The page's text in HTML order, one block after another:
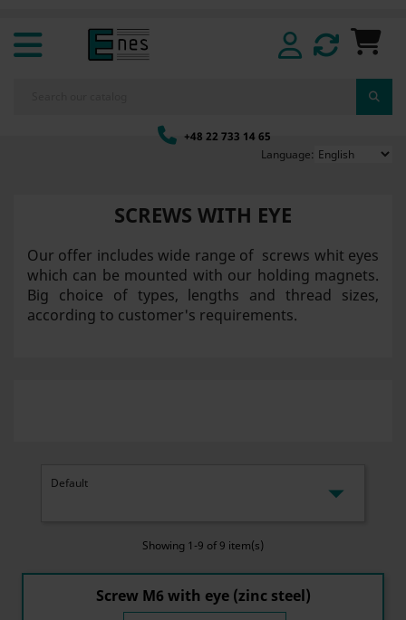
+48 22 733 14 65
Language:
SCREWS WITH EYE
Our offer includes wide range of screws whit eyes
which can be mounted with our holding magnets.
Big choice of types, lengths and thread sizes,
according to customer's requirements.
Default 
Showing 1-9 of 9 item(s)
Screw M6 with eye (zinc steel)